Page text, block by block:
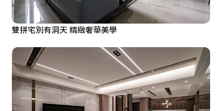
雙拼宅別有洞天 精緻奢華美學